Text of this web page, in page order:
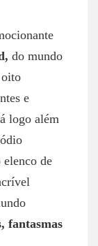
do mundo
e
logo além
elenco de
fantasmas